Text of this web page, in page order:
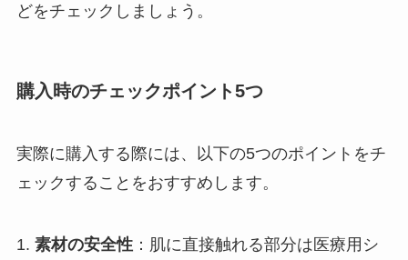
どをチェックしましょう。
購入時のチェックポイント5つ
実際に購入する際には、以下の5つのポイントをチ
ェックすることをおすすめします。
1. 素材の安全性：肌に直接触れる部分は医療用シ